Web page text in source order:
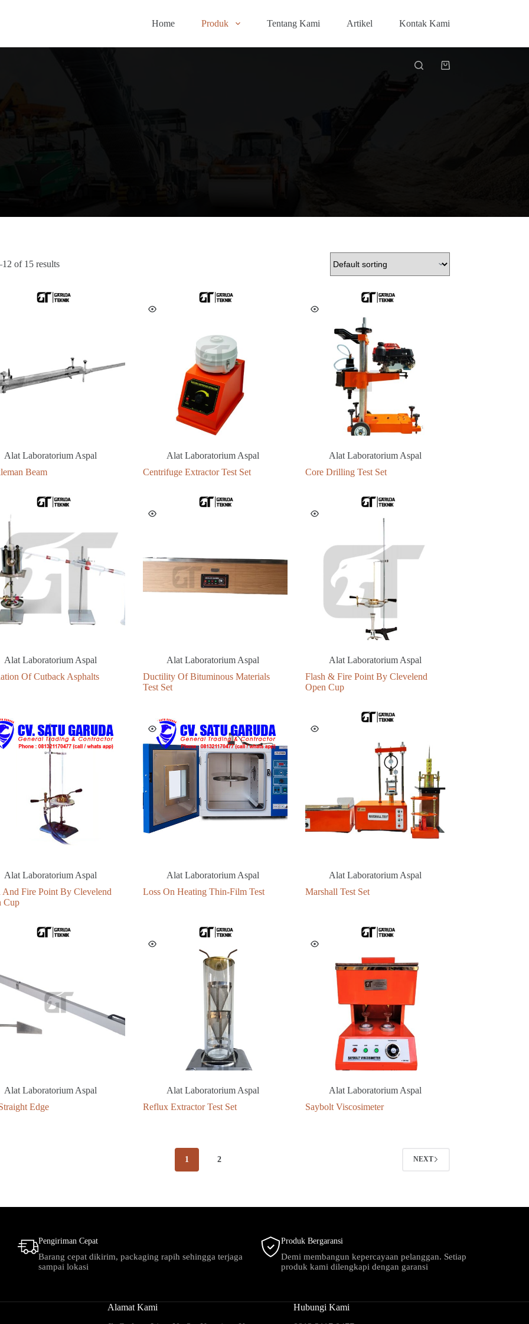
Home Produk Tentang Kami Artikel Kontak Kami
Shopping
of 15 results
Alat Laboratorium Aspal
Beam
Alat Laboratorium Aspal
Centrifuge Extractor Test Set
Alat Laboratorium Aspal
Core Drilling Test Set
Alat Laboratorium Aspal
Of Cutback Asphalts
Alat Laboratorium Aspal
Ductility Of Bituminous Materials
Test Set
Alat Laboratorium Aspal
Flash & Fire Point By Clevelend
Open Cup
Alat Laboratorium Aspal
And Fire Point By Clevelend
Cup
Alat Laboratorium Aspal
Loss On Heating Thin-Film Test
Alat Laboratorium Aspal
Marshall Test Set
Alat Laboratorium Aspal
Edge
Alat Laboratorium Aspal
Reflux Extractor Test Set
Alat Laboratorium Aspal
Saybolt Viscosimeter
1 2 NEXT
Pengiriman Cepat
Barang cepat dikirim, packaging rapih sehingga terjaga
sampai lokasi
Produk Bergaransi
Demi membangun kepercayaan pelanggan. Setiap
produk kami dilengkapi dengan garansi
Alamat Kami
Hubungi Kami